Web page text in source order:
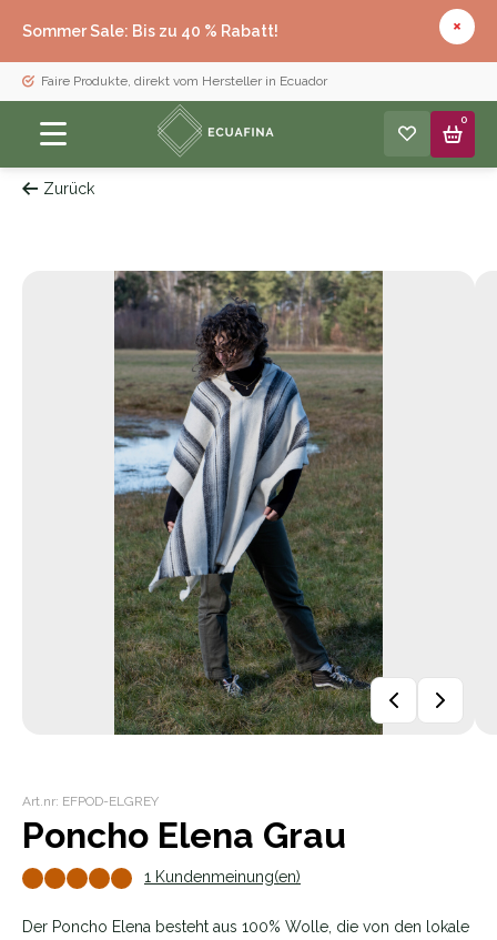
Sommer Sale: Bis zu 40 % Rabatt!
Faire Produkte, direkt vom Hersteller in Ecuador
0
Zurück
Art.nr: EFPOD-ELGREY
Poncho Elena Grau
1 Kundenmeinung(en)
Der Poncho Elena besteht aus 100% Wolle, die von den lokale